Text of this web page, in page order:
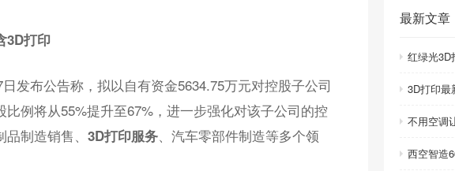
3D打印
发布公告称，拟以自有资金5634.75万元对控股子公司
例将从55%提升至67%，进一步强化对该子公司的控
制造销售、 3D打印服务 、汽车零部件制造等多个领
最新文章
3D打印最